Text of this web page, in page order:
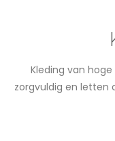
Kleding van
zorgvuldig en letten